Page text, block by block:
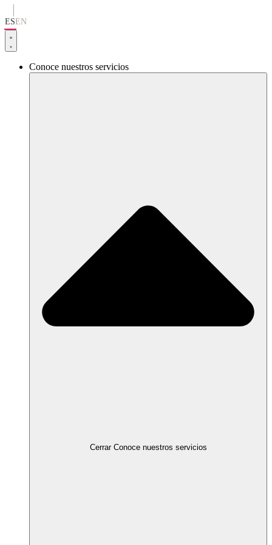
al
contenido
ESEN
Conoce nuestros servicios
Cerrar Conoce nuestros servicios